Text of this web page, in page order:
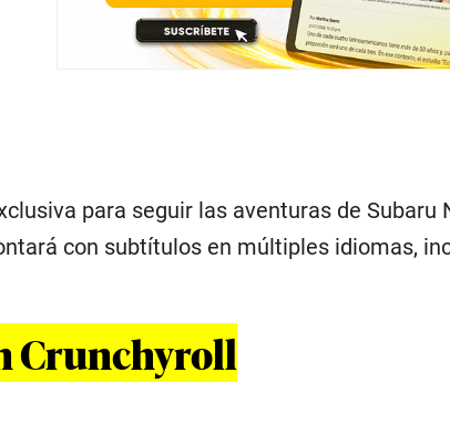
para seguir las aventuras de
con subtítulos en múltiples idiomas,
Crunchyroll